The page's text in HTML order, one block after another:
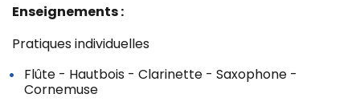
Enseignements :
Pratiques individuelles
Flûte - Hautbois - Clarinette - Saxophone -
Cornemuse